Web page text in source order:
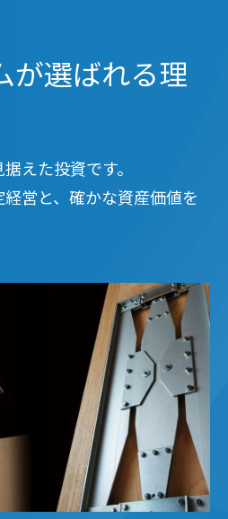
が選ばれる理
えた投資です。
営と、確かな資産価値を